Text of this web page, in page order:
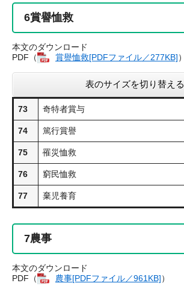
6賞譽恤救
本文のダウンロード
PDF（
賞譽恤救​[PDFファイル／277KB]）
表のサイズを切り替える
73 奇特者賞与
74 篤行賞譽
75 罹災恤救
76 窮民恤救
77 棄児養育
7農事
本文のダウンロード
PDF（
農事​[PDFファイル／961KB]）